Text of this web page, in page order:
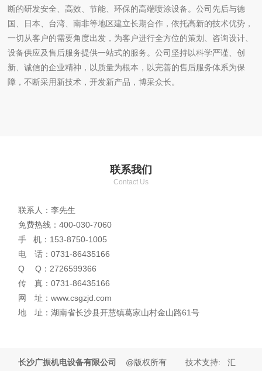
断的研发安全、高效、节能、环保的高端喷涂设备。公司先后与德
国、日本、台湾、南非等地区建立长期合作，依托高新的技术优势，
一切从客户的需要角度出发，为客户进行全方位的策划、咨询设计、
设备供应及售后服务提供一站式的服务。公司坚持以科学严谨、创
新、诚信的企业精神，以质量为根本，以完善的售后服务体系为保
障，不断采用新技术，开发新产品，博采众长。
联系我们
Contact Us
联系人：李先生
免费热线：400-030-7060
手 机：153-8750-1005
电 话：0731-86435166
Q Q：2726599366
传 真：0731-86435166
网 址：www.csgzjd.com
地 址：湖南省长沙县开慧镇葛家山村金山路61号
长沙广振机电设备有限公司 @版权所有 技术支持: 汇